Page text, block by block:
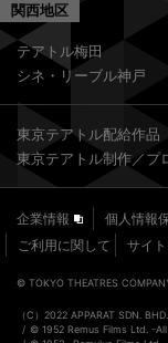
関西地区
テアトル梅田
シネ・リーブル神戸
東京テアトル配給作品
東京テアトル制作／プ
企業情報 個人情報
ご利用に関して
サイ
© TOKYO THEATRES
（C）2022 APPARAT SDN.
© 1952 Remus Films Ltd. -